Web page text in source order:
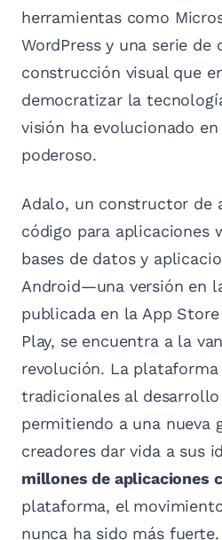
herramientas como
WordPress y una serie
construcción visual que
democratizar la
visión ha evolucionado
poderoso.
Adalo, un constructor de
código para aplicaciones
bases de datos y
Android—una versión en
publicada en la App
Play, se encuentra a la
revolución. La
tradicionales al
permitiendo a una nueva
creadores dar vida a sus
millones de aplicaciones
plataforma, el
nunca ha sido más fuerte.